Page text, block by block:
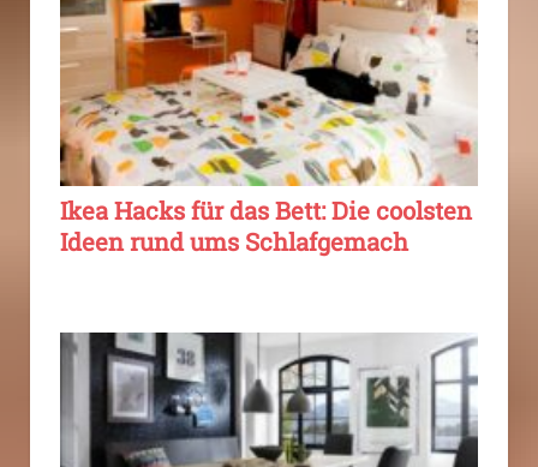
Ikea Hacks für das Bett: Die coolsten
Ideen rund ums Schlafgemach